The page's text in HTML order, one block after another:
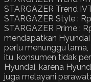
STARGAZER Trend
STARGAZER Style :
STARGAZER Prime :
mendapatkan
perlu menunggu lama,
itu, konsumen tidak
Hyundai, karena
juga melayani